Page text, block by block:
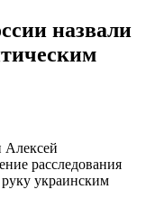
назвали
Алексей
расследования
руку украинским